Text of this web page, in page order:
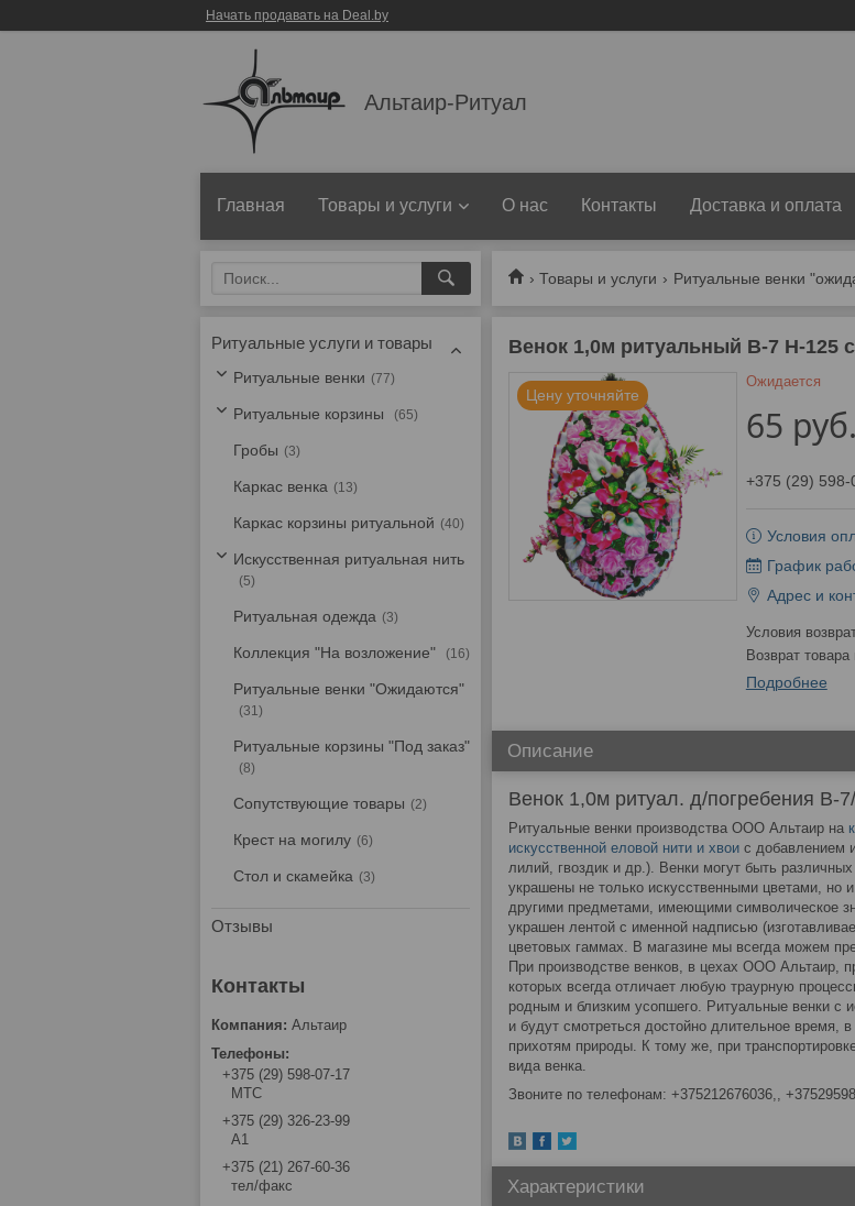
Начать продавать на Deal.by
Альтаир-Ритуал
Главная Товары и услуги О нас Контакты Доставка и оплата
Товары и услуги Ритуальные венки
Венок 1,0м ритуальный В-7 H-125
Цену уточняйте
Ожидается
65 руб.
+375 (29) 598-
Условия
График
Адрес и
возврат
Подробнее
Описание
Венок 1,0м ритуал. д/погребения В-
Ритуальные венки производства ООО Альтаир на
искусственной еловой нити и хвои с добавлением
лилий, гвоздик и др.). Венки могут быть
украшены не только искусственными цветами, но
другими предметами, имеющими символическое
украшен лентой с именной надписью
цветовых гаммах. В магазине мы всегда можем
При производстве венков, в цехах ООО Альтаир,
которых всегда отличает любую траурную
родным и близким усопшего. Ритуальные венки с
и будут смотреться достойно длительное время,
прихотям природы. К тому же, при
вида венка.
Звоните по телефонам: +375212676036,
Характеристики
Ритуальные услуги и товары
Ритуальные венки 77
Ритуальные корзины 65
Гробы 3
Каркас венка 13
Каркас корзины ритуальной 40
Искусственная ритуальная нить
5
Ритуальная одежда 3
Коллекция "На возложение" 16
Ритуальные венки "Ожидаются"
31
Ритуальные корзины "Под заказ"
8
Сопутствующие товары 2
Крест на могилу 6
Стол и скамейка 3
Отзывы
Альтаир
+375 (29) 598-07-17
МТС
+375 (29) 326-23-99
А1
+375 (21) 267-60-36
тел/факс